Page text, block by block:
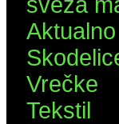
Aktualno
Vrečke
Tekstil